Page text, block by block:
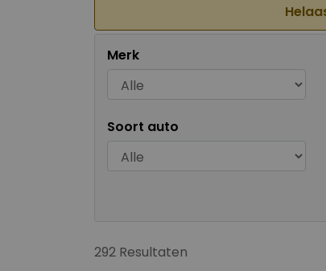
Merk
Soort auto
292 Resultaten